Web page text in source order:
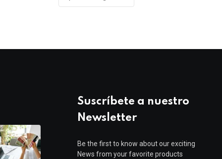
Suscríbete a nuestro
Newsletter
Be the first to know about our exciting
News from your favorite products